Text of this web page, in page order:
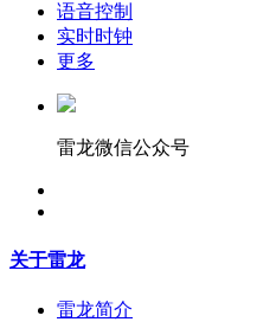
语音控制
实时时钟
更多
雷龙微信公众号
关于雷龙
雷龙简介